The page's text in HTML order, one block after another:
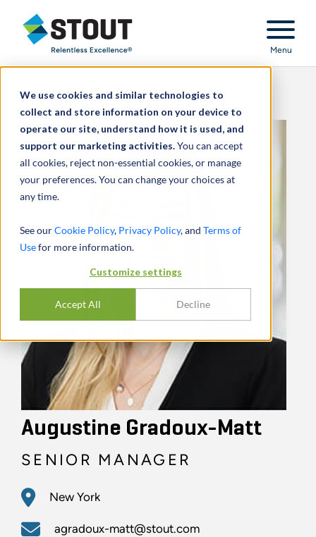
We use cookies and similar technologies to
collect and store information on your device to
operate our site, understand how it is used, and
support our marketing activities.You can accept
all cookies, reject non-essential cookies, or manage
your preferences. You can change your choices at
any time.
See ourCookie Policy, Privacy Policy, and Terms of
Usefor more information.
Customize settings
Accept All Decline
Stout Relentless Excellence
Menu
Augustine Gradoux-Matt
SENIOR MANAGER
New York
agradoux-matt@stout.com